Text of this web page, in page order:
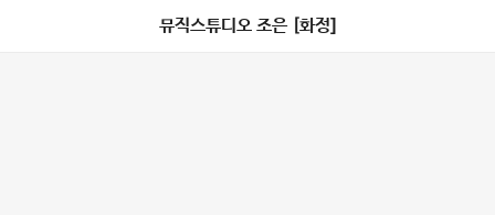
뮤직스튜디오 조은 [화정]